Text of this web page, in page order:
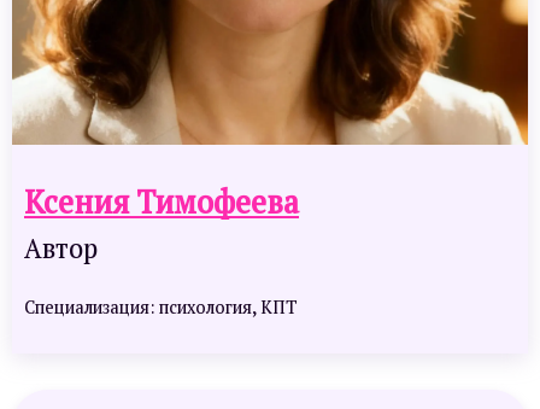
Ксения Тимофеева
Автор
Специализация: психология, КПТ